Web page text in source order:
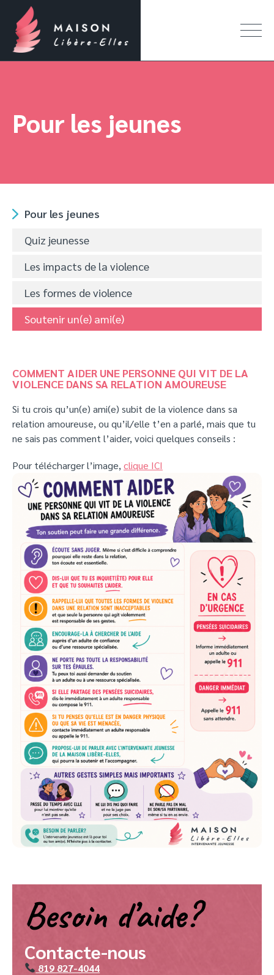
Pour les jeunes
Pour les jeunes
Quiz jeunesse
Les impacts de la violence
Les formes de violence
Soutenir un(e) ami(e)
COMMENT AIDER UNE PERSONNE QUI VIT DE LA
VIOLENCE DANS SA RELATION AMOUREUSE
Si tu crois qu’un(e) ami(e) subit de la violence dans sa
relation amoureuse, ou qu’il/elle t’en a parlé, mais que tu
ne sais pas comment l’aider, voici quelques conseils :
Pour télécharger l’image, clique ICI
Besoin d’aide?
Contacte-nous
819 827-4044